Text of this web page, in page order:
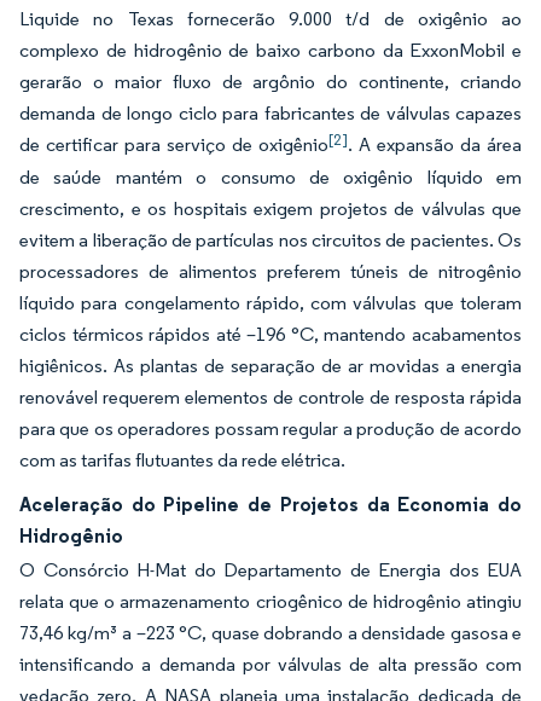
Liquide no Texas fornecerão 9.000 t/d de oxigênio ao
complexo de hidrogênio de baixo carbono da ExxonMobil e
gerarão o maior fluxo de argônio do continente, criando
demanda de longo ciclo para fabricantes de válvulas capazes
de certificar para serviço de oxigênio[2]. A expansão da área
de saúde mantém o consumo de oxigênio líquido em
crescimento, e os hospitais exigem projetos de válvulas que
evitem a liberação de partículas nos circuitos de pacientes. Os
processadores de alimentos preferem túneis de nitrogênio
líquido para congelamento rápido, com válvulas que toleram
ciclos térmicos rápidos até –196 °C, mantendo acabamentos
higiênicos. As plantas de separação de ar movidas a energia
renovável requerem elementos de controle de resposta rápida
para que os operadores possam regular a produção de acordo
com as tarifas flutuantes da rede elétrica.
Aceleração do Pipeline de Projetos da Economia do
Hidrogênio
O Consórcio H-Mat do Departamento de Energia dos EUA
relata que o armazenamento criogênico de hidrogênio atingiu
73,46 kg/m³ a –223 °C, quase dobrando a densidade gasosa e
intensificando a demanda por válvulas de alta pressão com
vedação zero. A NASA planeja uma instalação dedicada de